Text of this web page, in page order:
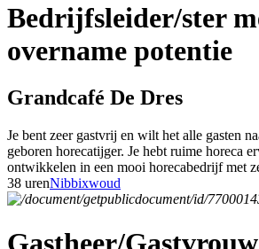
Bedrijfsleider/ster
overname potentie
Grandcafé De Dres
Je bent zeer gastvrij en wilt het alle gasten
geboren horecatijger. Je hebt ruime horeca
ontwikkelen in een mooi horecabedrijf met
38 urenNibbixwoud
Gastheer/